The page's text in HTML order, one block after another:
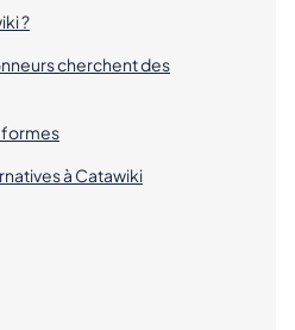
?
cherchent des
à Catawiki